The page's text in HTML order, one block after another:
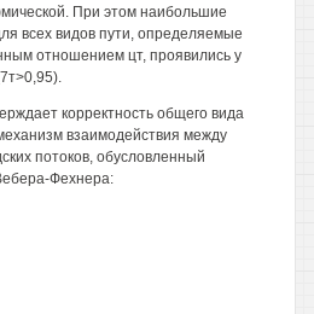
При этом наибольшие
всех видов пути, определяемые
отношением цт, проявились у
корректность общего вида
взаимодействия между
потоков, обусловленный
Фехнера: